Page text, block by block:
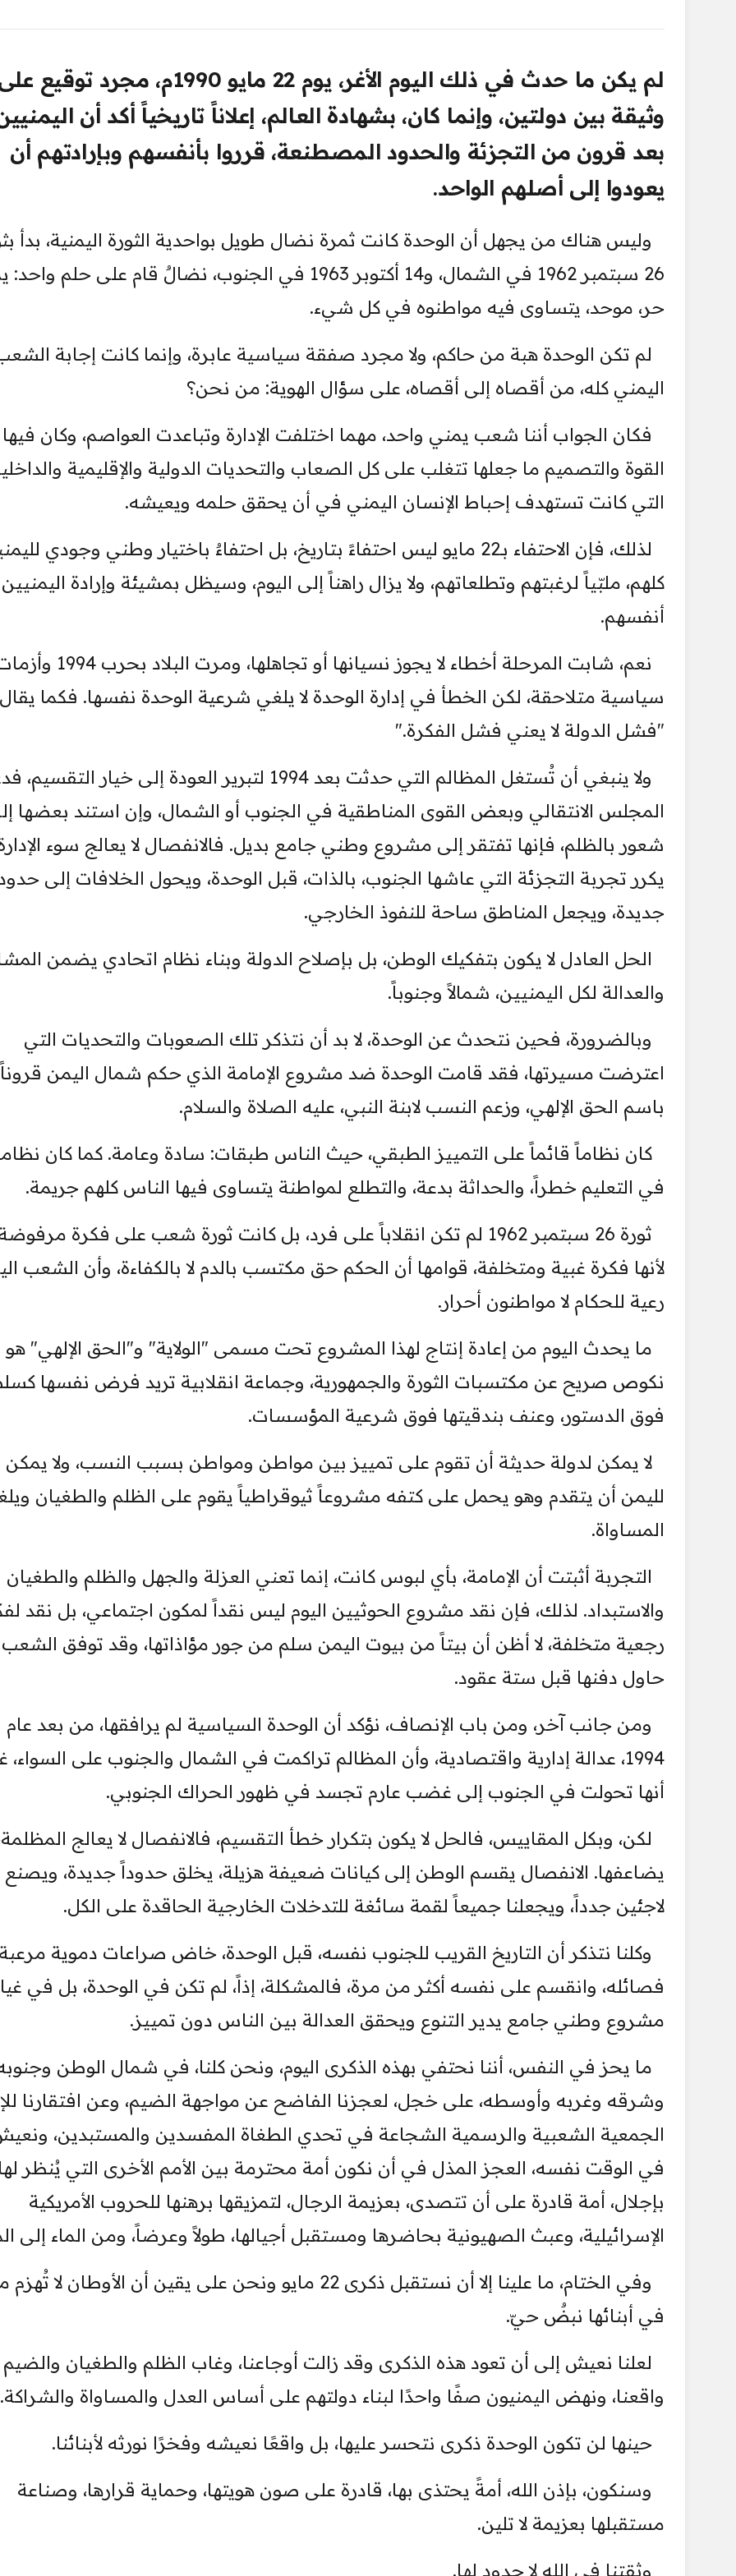
لم يكن ما حدث في ذلك اليوم الأغر، يوم 22 مايو 1990م، مجرد توقيع
وثيقة بين دولتين، وإنما كان، بشهادة العالم، إعلاناً تاريخياً أكد أن
بعد قرون من التجزئة والحدود المصطنعة، قرروا بأنفسهم وبإرادتهم أن
يعودوا إلى أصلهم الواحد.
وليس هناك من يجهل أن الوحدة كانت ثمرة نضال طويل بواحدية الثورة اليمنية، بدأ
26 سبتمبر 1962 في الشمال، و14 أكتوبر 1963 في الجنوب، نضالٌ قام على حلم
حر، موحد، يتساوى فيه مواطنوه في كل شيء.
لم تكن الوحدة هبة من حاكم، ولا مجرد صفقة سياسية عابرة، وإنما كانت إجابة
اليمني كله، من أقصاه إلى أقصاه، على سؤال الهوية: من نحن؟
فكان الجواب أننا شعب يمني واحد، مهما اختلفت الإدارة وتباعدت العواصم، وكان
القوة والتصميم ما جعلها تتغلب على كل الصعاب والتحديات الدولية والإقليمية
التي كانت تستهدف إحباط الإنسان اليمني في أن يحقق حلمه ويعيشه.
لذلك، فإن الاحتفاء بـ22 مايو ليس احتفاءً بتاريخ، بل احتفاءٌ باختيار وطني وجودي
كلهم، ملبّياً لرغبتهم وتطلعاتهم، ولا يزال راهناً إلى اليوم، وسيظل بمشيئة وإرادة اليمنيين
أنفسهم.
نعم، شابت المرحلة أخطاء لا يجوز نسيانها أو تجاهلها، ومرت البلاد بحرب
سياسية متلاحقة، لكن الخطأ في إدارة الوحدة لا يلغي شرعية الوحدة نفسها. فكما
"فشل الدولة لا يعني فشل الفكرة."
ولا ينبغي أن تُستغل المظالم التي حدثت بعد 1994 لتبرير العودة إلى خيار
المجلس الانتقالي وبعض القوى المناطقية في الجنوب أو الشمال، وإن استند بعضها
شعور بالظلم، فإنها تفتقر إلى مشروع وطني جامع بديل. فالانفصال لا يعالج سوء
يكرر تجربة التجزئة التي عاشها الجنوب، بالذات، قبل الوحدة، ويحول الخلافات إلى
جديدة، ويجعل المناطق ساحة للنفوذ الخارجي.
الحل العادل لا يكون بتفكيك الوطن، بل بإصلاح الدولة وبناء نظام اتحادي يضمن
والعدالة لكل اليمنيين، شمالاً وجنوباً.
وبالضرورة، فحين نتحدث عن الوحدة، لا بد أن نتذكر تلك الصعوبات والتحديات التي
اعترضت مسيرتها، فقد قامت الوحدة ضد مشروع الإمامة الذي حكم شمال اليمن قروناً
باسم الحق الإلهي، وزعم النسب لابنة النبي، عليه الصلاة والسلام.
كان نظاماً قائماً على التمييز الطبقي، حيث الناس طبقات: سادة وعامة. كما كان
في التعليم خطراً، والحداثة بدعة، والتطلع لمواطنة يتساوى فيها الناس كلهم جريمة.
ثورة 26 سبتمبر 1962 لم تكن انقلاباً على فرد، بل كانت ثورة شعب على فكرة
لأنها فكرة غبية ومتخلفة، قوامها أن الحكم حق مكتسب بالدم لا بالكفاءة، وأن الشعب
رعية للحكام لا مواطنون أحرار.
ما يحدث اليوم من إعادة إنتاج لهذا المشروع تحت مسمى "الولاية" و"الحق الإلهي" هو
نكوص صريح عن مكتسبات الثورة والجمهورية، وجماعة انقلابية تريد فرض نفسها
فوق الدستور، وعنف بندقيتها فوق شرعية المؤسسات.
لا يمكن لدولة حديثة أن تقوم على تمييز بين مواطن ومواطن بسبب النسب، ولا يمكن
لليمن أن يتقدم وهو يحمل على كتفه مشروعاً ثيوقراطياً يقوم على الظلم والطغيان
المساواة.
التجربة أثبتت أن الإمامة، بأي لبوس كانت، إنما تعني العزلة والجهل والظلم والطغيان
والاستبداد. لذلك، فإن نقد مشروع الحوثيين اليوم ليس نقداً لمكون اجتماعي، بل نقد
رجعية متخلفة، لا أظن أن بيتاً من بيوت اليمن سلم من جور مؤاذاتها، وقد توفق
حاول دفنها قبل ستة عقود.
ومن جانب آخر، ومن باب الإنصاف، نؤكد أن الوحدة السياسية لم يرافقها، من بعد عام
1994، عدالة إدارية واقتصادية، وأن المظالم تراكمت في الشمال والجنوب على السواء،
أنها تحولت في الجنوب إلى غضب عارم تجسد في ظهور الحراك الجنوبي.
لكن، وبكل المقاييس، فالحل لا يكون بتكرار خطأ التقسيم، فالانفصال لا يعالج
يضاعفها. الانفصال يقسم الوطن إلى كيانات ضعيفة هزيلة، يخلق حدوداً جديدة، ويصنع
لاجئين جدداً، ويجعلنا جميعاً لقمة سائغة للتدخلات الخارجية الحاقدة على الكل.
وكلنا نتذكر أن التاريخ القريب للجنوب نفسه، قبل الوحدة، خاض صراعات دموية
فصائله، وانقسم على نفسه أكثر من مرة، فالمشكلة، إذاً، لم تكن في الوحدة، بل في
مشروع وطني جامع يدير التنوع ويحقق العدالة بين الناس دون تمييز.
ما يحز في النفس، أننا نحتفي بهذه الذكرى اليوم، ونحن كلنا، في شمال الوطن
وشرقه وغربه وأوسطه، على خجل، لعجزنا الفاضح عن مواجهة الضيم، وعن افتقارنا
الجمعية الشعبية والرسمية الشجاعة في تحدي الطغاة المفسدين والمستبدين،
في الوقت نفسه، العجز المذل في أن نكون أمة محترمة بين الأمم الأخرى التي يُنظر لها
بإجلال، أمة قادرة على أن تتصدى، بعزيمة الرجال، لتمزيقها برهنها للحروب الأمريكية
الإسرائيلية، وعبث الصهيونية بحاضرها ومستقبل أجيالها، طولاً وعرضاً، ومن الماء إلى
وفي الختام، ما علينا إلا أن نستقبل ذكرى 22 مايو ونحن على يقين أن الأوطان لا
في أبنائها نبضٌ حيّ.
لعلنا نعيش إلى أن تعود هذه الذكرى وقد زالت أوجاعنا، وغاب الظلم والطغيان
واقعنا، ونهض اليمنيون صفًا واحدًا لبناء دولتهم على أساس العدل والمساواة والشراكة.
حينها لن تكون الوحدة ذكرى نتحسر عليها، بل واقعًا نعيشه وفخرًا نورثه لأبنائنا.
وسنكون، بإذن الله، أمةً يحتذى بها، قادرة على صون هويتها، وحماية قرارها، وصناعة
مستقبلها بعزيمة لا تلين.
وثقتنا في الله لا حدود لها.